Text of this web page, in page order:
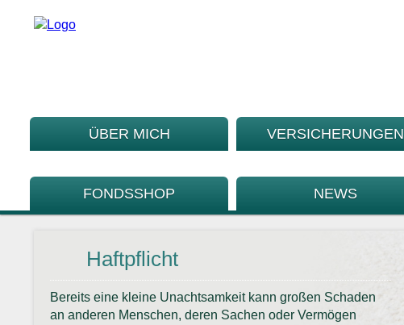
ÜBER MICH VERSICHERUNGEN
FONDSSHOP NEWS
Haftpflicht
Bereits eine kleine Unachtsamkeit kann großen Schaden
an anderen Menschen, deren Sachen oder Vermögen